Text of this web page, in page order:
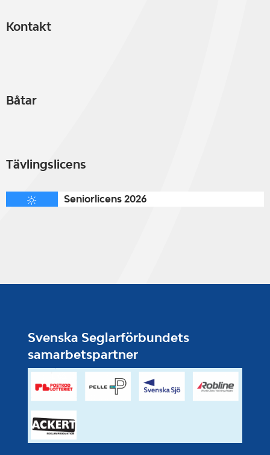
Kontakt
Båtar
Tävlingslicens
Seniorlicens 2026
Svenska Seglarförbundets
samarbetspartner